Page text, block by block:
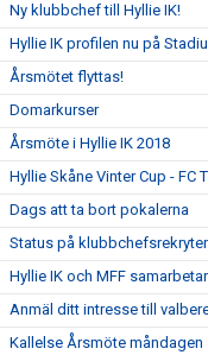
Ny klubbchef till Hyllie IK!
Hyllie IK profilen nu på
Årsmötet flyttas!
Domarkurser
Årsmöte i Hyllie IK 2018
Hyllie Skåne Vinter Cup - FC
Dags att ta bort pokalerna
Status på
Hyllie IK och MFF
Anmäl ditt intresse till
Kallelse Årsmöte måndagen